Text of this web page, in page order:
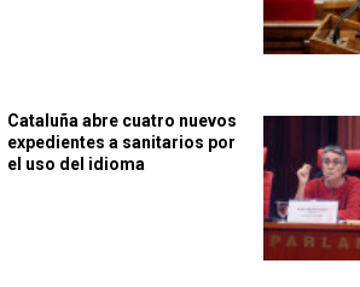
Cataluña abre cuatro nuevos
expedientes a sanitarios por
el uso del idioma